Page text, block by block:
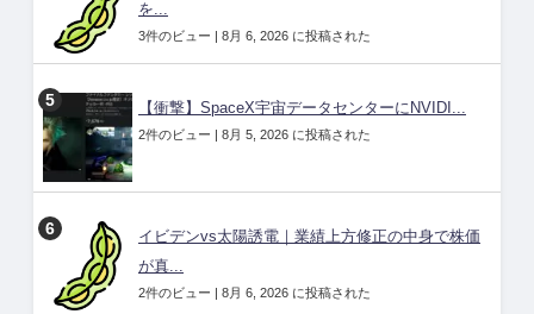
を...
3件のビュー | 8月 6, 2026 に投稿された
【衝撃】SpaceX宇宙データセンターにNVIDI...
2件のビュー | 8月 5, 2026 に投稿された
イビデンvs太陽誘電｜業績上方修正の中身で株価
が真...
2件のビュー | 8月 6, 2026 に投稿された